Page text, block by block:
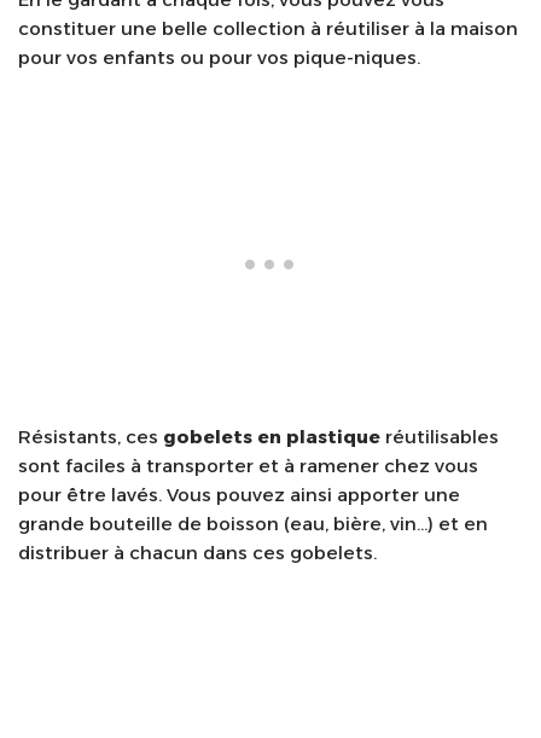
constituer une belle collection à réutiliser à la maison
pour vos enfants ou pour vos pique-niques.
Résistants, ces gobelets en plastique réutilisables
sont faciles à transporter et à ramener chez vous
pour être lavés. Vous pouvez ainsi apporter une
grande bouteille de boisson (eau, bière, vin…) et en
distribuer à chacun dans ces gobelets.